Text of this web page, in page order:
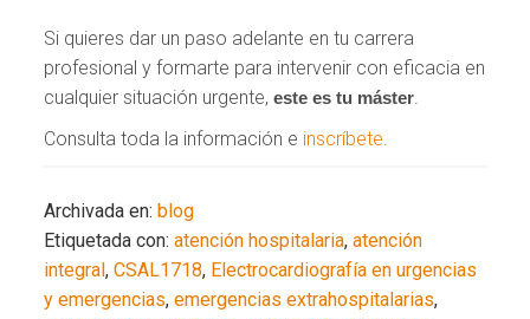
Si quieres dar un paso adelante en tu carrera
profesional y formarte para intervenir con eficacia en
cualquier situación urgente,este es tu máster
Consulta toda la información e inscríbete
Archivada en:blog
Etiquetada con:atención hospitalaria,atención
integral,CSAL1718, Electrocardiografía en urgencias
y emergencias,emergencias extrahospitalarias,